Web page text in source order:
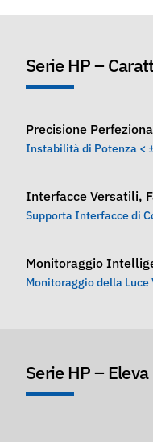
Serie HP –
Precisione
Instabilità di Potenza <
Interfacce Versatili,
Supporta Interfacce di
Monitoraggio
Monitoraggio della
Serie HP –